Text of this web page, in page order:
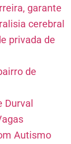
garante
cerebral
privada de
de
Durval
Autismo